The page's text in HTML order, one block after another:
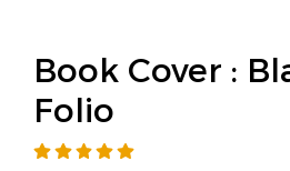
Book Cover :
Folio